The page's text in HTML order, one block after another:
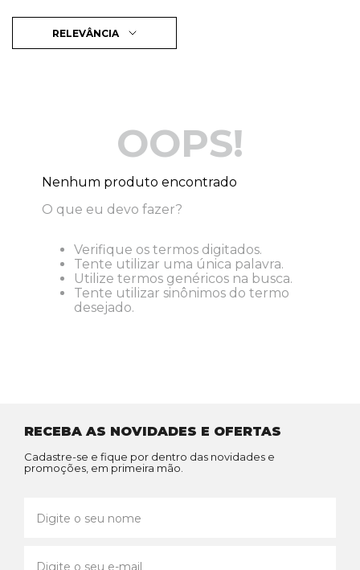
RELEVÂNCIA
OOPS!
Nenhum produto encontrado
O que eu devo fazer?
Verifique os termos digitados.
Tente utilizar uma única palavra.
Utilize termos genéricos na busca.
Tente utilizar sinônimos do termo
desejado.
RECEBA AS NOVIDADES E OFERTAS
Cadastre-se e fique por dentro das novidades e
promoções, em primeira mão.